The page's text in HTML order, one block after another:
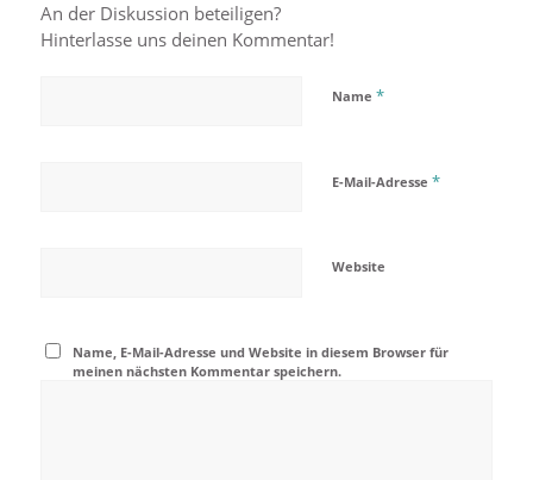
An der Diskussion beteiligen?
Hinterlasse uns deinen Kommentar!
Name *
E-Mail-Adresse *
Website
Name, E-Mail-Adresse und Website in diesem Browser für
meinen nächsten Kommentar speichern.